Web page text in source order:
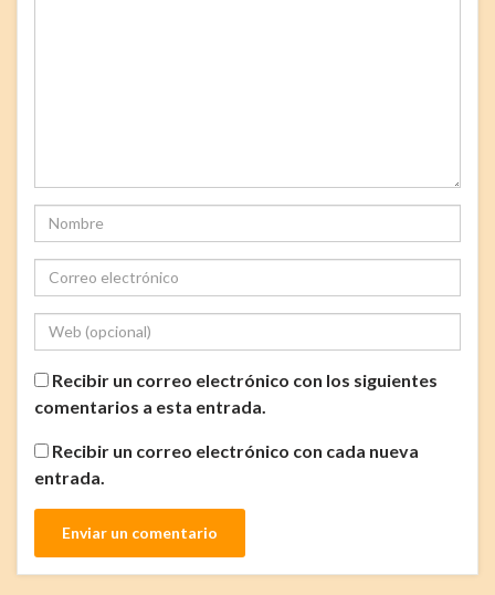
Recibir un correo electrónico con los siguientes
comentarios a esta entrada.
Recibir un correo electrónico con cada nueva
entrada.